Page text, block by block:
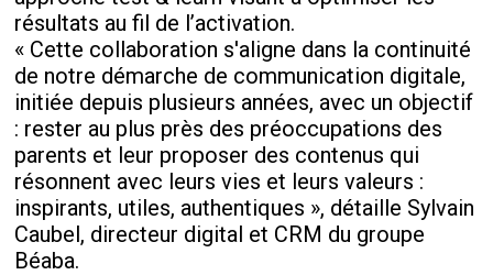
résultats au fil de l’activation.
« Cette collaboration s'aligne dans la continuité
de notre démarche de communication digitale,
initiée depuis plusieurs années, avec un objectif
: rester au plus près des préoccupations des
parents et leur proposer des contenus qui
résonnent avec leurs vies et leurs valeurs :
inspirants, utiles, authentiques », détaille Sylvain
Caubel, directeur digital et CRM du groupe
Béaba.